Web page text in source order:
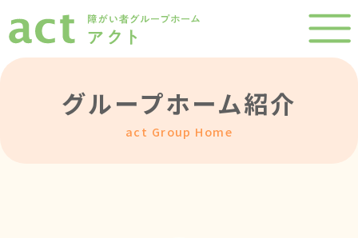
グループホーム紹介
act Group Home